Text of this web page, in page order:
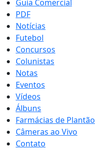
Guia Comercial
PDF
Notícias
Futebol
Concursos
Colunistas
Notas
Eventos
Vídeos
Álbuns
Farmácias de Plantão
Câmeras ao Vivo
Contato